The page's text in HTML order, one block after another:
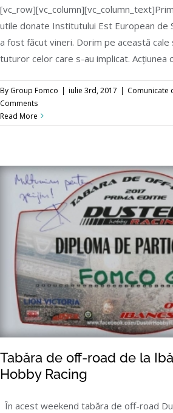
Campania Zero Toleranță
familie
utile donate Institutului Est European de
a fost făcut vineri. Dorim pe această
tuturor celor care s-au implicat. Acțiunea
By Group Fomco | iulie 3rd, 2017 | Comunicate
Comments
Read More
Tabăra de off-road de la
Hobby Racing
În acest weekend tabăra de off-road